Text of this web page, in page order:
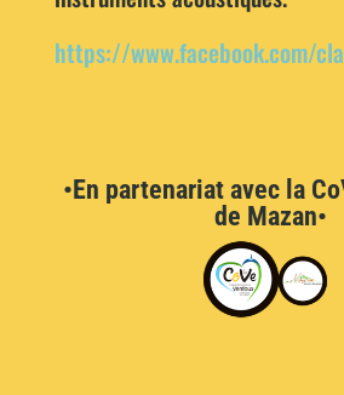
https://www.facebook.com/
•En partenariat avec la
de Mazan•